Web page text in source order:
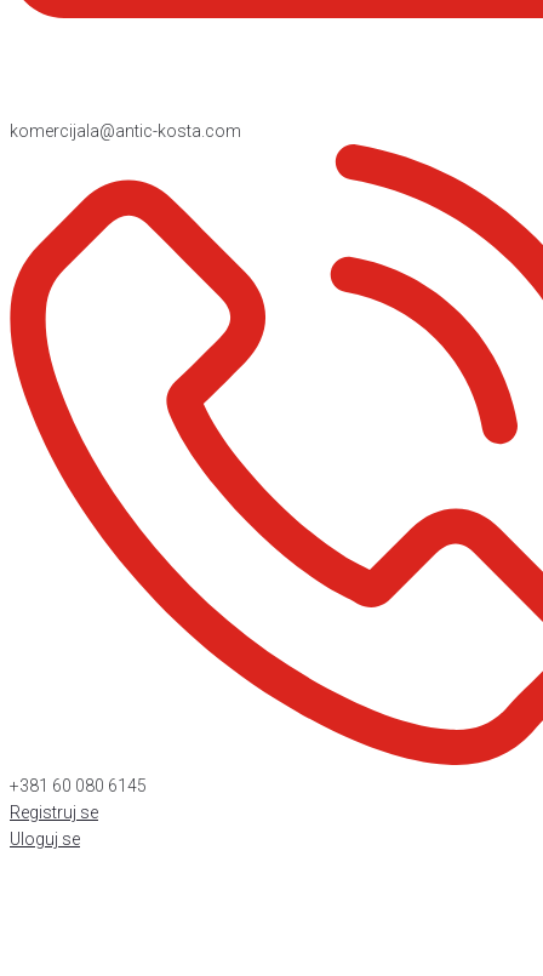
komercijala@antic-kosta.com
+381 60 080 6145
Registruj se
Uloguj se